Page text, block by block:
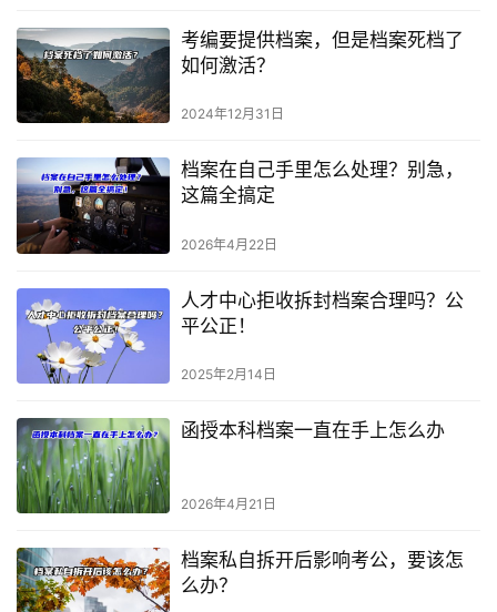
考编要提供档案，但是档案死档了
如何激活？
2024年12月31日
档案在自己手里怎么处理？别急，
这篇全搞定
2026年4月22日
人才中心拒收拆封档案合理吗？公
平公正！
2025年2月14日
函授本科档案一直在手上怎么办
2026年4月21日
档案私自拆开后影响考公，要该怎
么办？